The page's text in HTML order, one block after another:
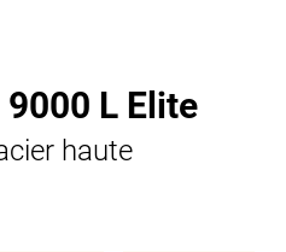
L Elite
haute